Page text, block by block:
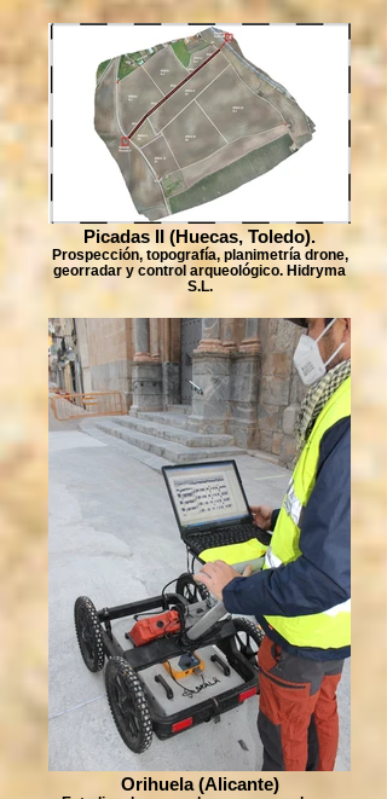
Picadas II (Huecas, Toledo).
Prospección, topografía, planimetría drone,
georradar y control arqueológico. Hidryma
S.L.
Orihuela (Alicante)